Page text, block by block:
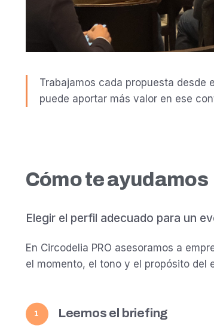
Trabajamos cada propuesta desde
puede aportar más valor en ese
Cómo te ayudamos
Elegir el perfil adecuado para un
En Circodelia PRO asesoramos a
el momento, el tono y el propósito del
1 Leemos el briefing